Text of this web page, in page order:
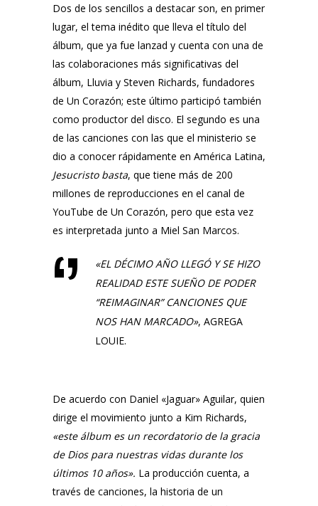
Dos de los sencillos a destacar son, en primer
lugar, el tema inédito que lleva el título del
álbum, que ya fue lanzad y cuenta con una de
las colaboraciones más significativas del
álbum, Lluvia y Steven Richards, fundadores
de Un Corazón; este último participó también
como productor del disco. El segundo es una
de las canciones con las que el ministerio se
dio a conocer rápidamente en América Latina,
Jesucristo basta, que tiene más de 200
millones de reproducciones en el canal de
YouTube de Un Corazón, pero que esta vez
es interpretada junto a Miel San Marcos.
«EL DÉCIMO AÑO LLEGÓ Y SE HIZO
REALIDAD ESTE SUEÑO DE PODER
“REIMAGINAR” CANCIONES QUE
NOS HAN MARCADO», AGREGA
LOUIE.
De acuerdo con Daniel «Jaguar» Aguilar, quien
dirige el movimiento junto a Kim Richards,
«este álbum es un recordatorio de la gracia
de Dios para nuestras vidas durante los
últimos 10 años». La producción cuenta, a
través de canciones, la historia de un